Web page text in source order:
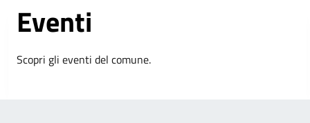
Eventi
Scopri gli eventi del comune.